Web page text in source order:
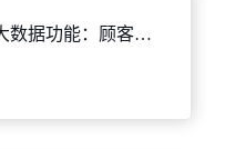
订餐小程序背后的大数据功能：顾客全面画像分析